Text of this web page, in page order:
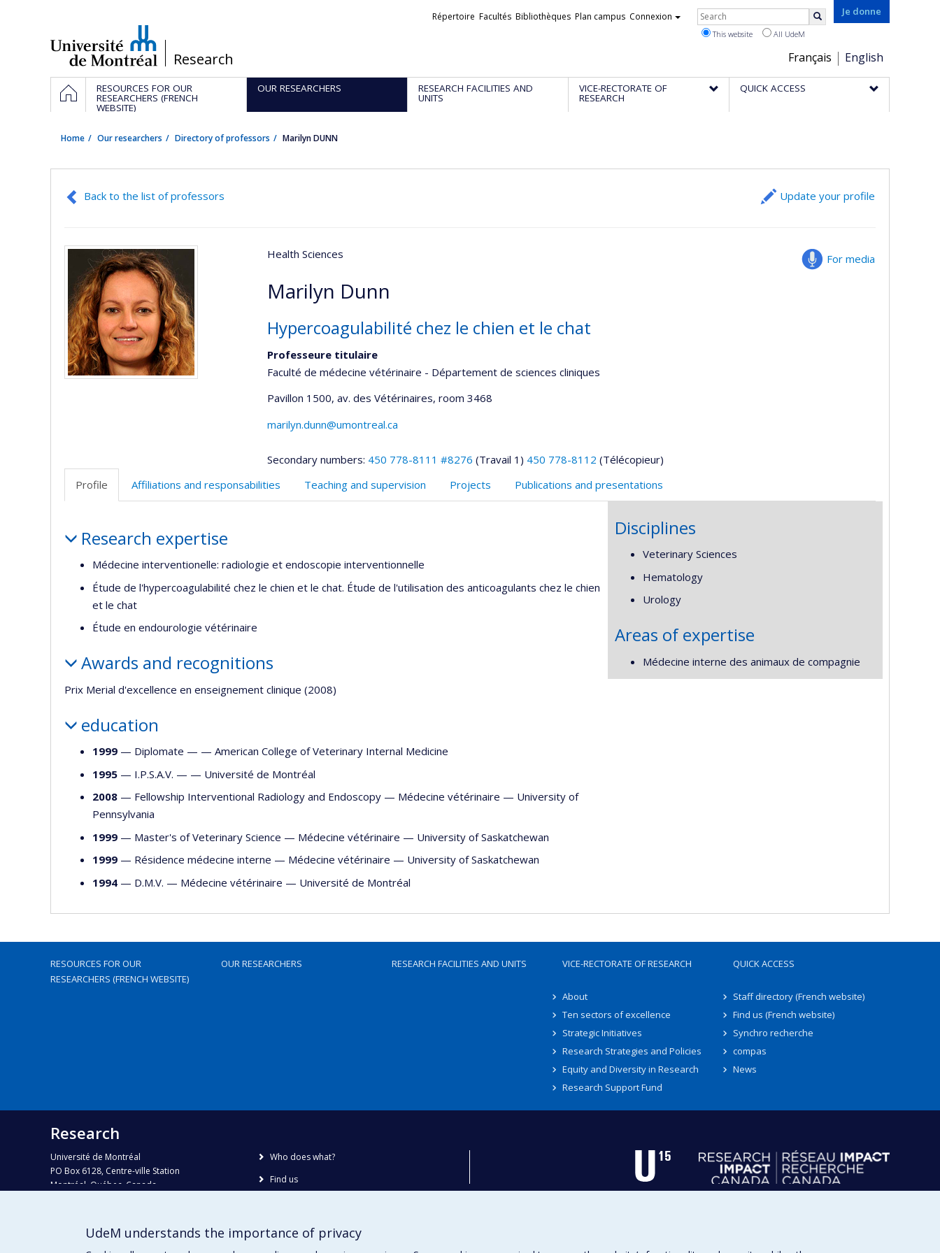
/Research
Je donne
Choix
de
la
Français English
Liens
Répertoire Facultés Bibliothèques Plan campus Connexion Rechercher
This website All UdeM
Navigation
principale
HOMERESOURCES FOR OUR
RESEARCHERS (FRENCH
WEBSITE)
OUR RESEARCHERS RESEARCH FACILITIES AND
UNITS
VICE-RECTORATE OF
RESEARCH
QUICK ACCESS
Home Our researchers Directory of professors Marilyn DUNN
Back to the list of professors Update your profile
For media
Health Sciences
Marilyn Dunn
Hypercoagulabilité chez le chien et le chat
Professeure titulaire
Faculté de médecine vétérinaire - Département de sciences cliniques
Pavillon 1500, av. des Vétérinaires, room 3468
marilyn.dunn@umontreal.ca
Secondary numbers: 450 778-8111 #8276 (Travail 1) 450 778-8112 (Télécopieur)
Profile
Affiliations and responsabilities Teaching and supervision Projects Publications and presentations
Research expertise
Médecine interventionelle: radiologie et endoscopie interventionnelle
Étude de l'hypercoagulabilité chez le chien et le chat. Étude de l'utilisation des anticoagulants chez le chien
et le chat
Étude en endourologie vétérinaire
Awards and recognitions
Prix Merial d'excellence en enseignement clinique (2008)
education
1999 — Diplomate — — American College of Veterinary Internal Medicine
1995 — I.P.S.A.V. — — Université de Montréal
2008 — Fellowship Interventional Radiology and Endoscopy — Médecine vétérinaire — University of
Pennsylvania
1999 — Master's of Veterinary Science — Médecine vétérinaire — University of Saskatchewan
1999 — Résidence médecine interne — Médecine vétérinaire — University of Saskatchewan
1994 — D.M.V. — Médecine vétérinaire — Université de Montréal
Disciplines
Veterinary Sciences
Hematology
Urology
Areas of expertise
Médecine interne des animaux de compagnie
RESOURCES FOR OUR
RESEARCHERS (FRENCH WEBSITE)
OUR RESEARCHERS RESEARCH FACILITIES AND UNITS VICE-RECTORATE OF RESEARCH
About
Ten sectors of excellence
Strategic Initiatives
Research Strategies and Policies
Equity and Diversity in Research
Research Support Fund
QUICK ACCESS
Staff directory (French website)
Find us (French website)
Synchro recherche
compas
News
Research
Université de Montréal
PO Box 6128, Centre-ville Station
Montréal, Québec, Canada
Phone : 514 343-6111, #38492
recherche@umontreal.ca
Who does what?
Find us
UdeM understands the importance of privacy